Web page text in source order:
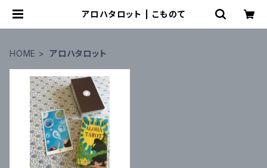
アロハタロット | こものて
HOME アロハタロット